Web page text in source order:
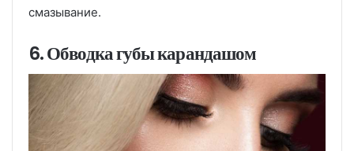
смазывание.
6. Обводка губы карандашом